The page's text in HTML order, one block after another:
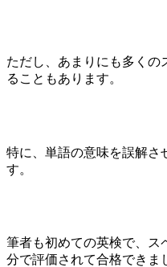
ただし、あまりにも多くの
ることもあります。
特に、単語の意味を誤解さ
す。
筆者も初めての英検で、ス
分で評価されて合格できま